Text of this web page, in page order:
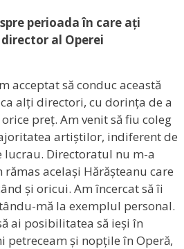
perioada în care ați
al Operei
acceptat să conduc această
alți directori, cu dorința de a
preț. Am venit să fiu coleg
artiștilor, indiferent de
Directoratul nu m-a
același Hărășteanu care
și oricui. Am încercat să îi
mă la exemplul personal.
ai posibilitatea să ieși în
petreceam și nopțile în Operă,